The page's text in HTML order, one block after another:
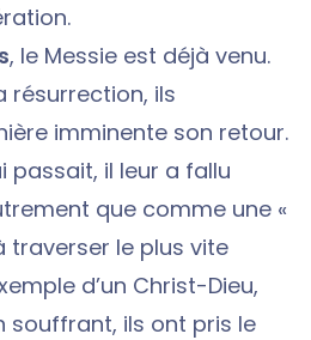
, le Messie est déjà venu.
résurrection, ils
imminente son retour.
passait, il leur a fallu
que comme une «
traverser le plus vite
d’un Christ-Dieu,
souffrant, ils ont pris le